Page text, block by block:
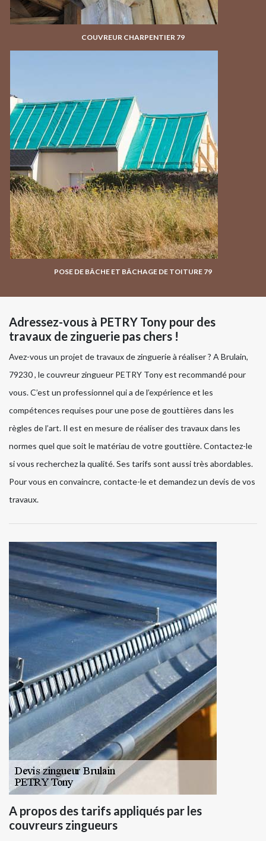
COUVREUR CHARPENTIER 79
POSE DE BÂCHE ET BÂCHAGE DE TOITURE 79
Adressez-vous à PETRY Tony pour des
travaux de zinguerie pas chers !
Avez-vous un projet de travaux de zinguerie à réaliser ? A Brulain,
79230 , le couvreur zingueur PETRY Tony est recommandé pour
vous. C’est un professionnel qui a de l’expérience et les
compétences requises pour une pose de gouttières dans les
règles de l’art. Il est en mesure de réaliser des travaux dans les
normes quel que soit le matériau de votre gouttière. Contactez-le
si vous recherchez la qualité. Ses tarifs sont aussi très abordables.
Pour vous en convaincre, contacte-le et demandez un devis de vos
travaux.
A propos des tarifs appliqués par les
couvreurs zingueurs